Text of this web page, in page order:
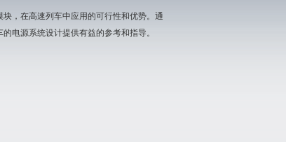
块，在高速列车中应用的可行性和优势。通
电源系统设计提供有益的参考和指导。